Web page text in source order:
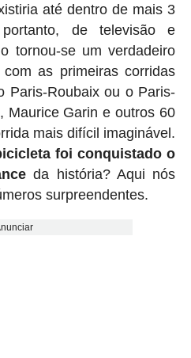
até dentro de mais 3
de televisão e
tornou-se um verdadeiro
as primeiras corridas
Paris-Roubaix ou o Paris-
Maurice Garin e outros 60
mais difícil imaginável.
foi conquistado o
da história? Aqui nós
surpreendentes.